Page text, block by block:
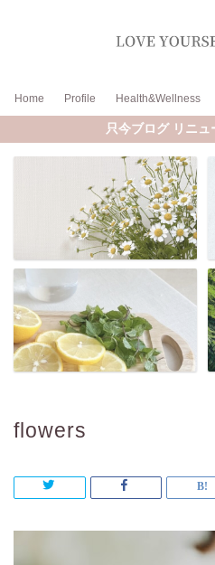
Home Profile Health&Wellness
只今ブログ リニ
flowers